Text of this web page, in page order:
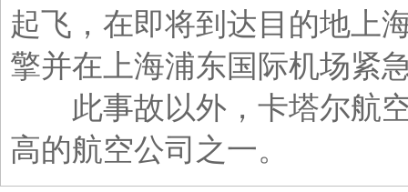
起飞，在即将到达目的地上
擎并在上海浦东国际机场紧
此事故以外，卡塔尔航空
高的航空公司之一。